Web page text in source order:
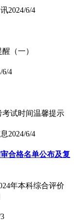
2024/6/4
（一）
6/4
考试时间温馨提示
2024/6/4
合格名单公布及复
年本科综合评价